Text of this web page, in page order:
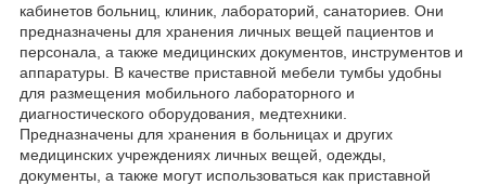
кабинетов больниц, клиник, лабораторий, санаториев. Они
предназначены для хранения личных вещей пациентов и
персонала, а также медицинских документов, инструментов и
аппаратуры. В качестве приставной мебели тумбы удобны
для размещения мобильного лабораторного и
диагностического оборудования, медтехники.
Предназначены для хранения в больницах и других
медицинских учреждениях личных вещей, одежды,
документы, а также могут использоваться как приставной